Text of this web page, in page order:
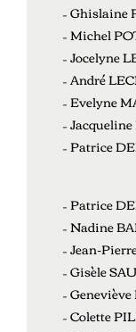
– Ghislaine
– Michel
– Jocelyne
– André
– Evelyne
–
– Patrice
– Patrice
– Nadine
– Jean-
– Gisèle
–
– Colette